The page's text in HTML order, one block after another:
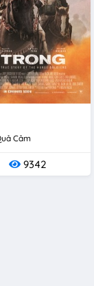
Cảm
9342